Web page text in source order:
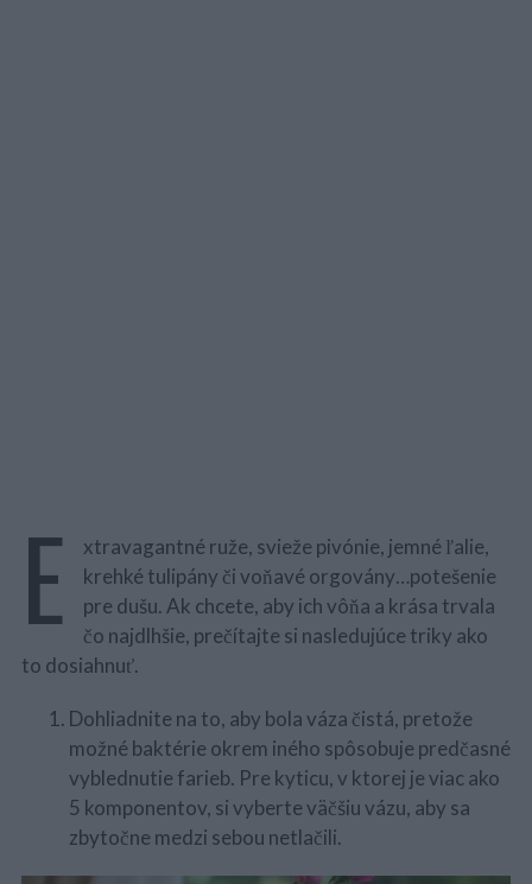
E
xtravagantné ruže, svieže pivónie, jemné ľalie,
krehké tulipány či voňavé orgovány…potešenie
pre dušu. Ak chcete, aby ich vôňa a krása trvala
čo najdlhšie, prečítajte si nasledujúce triky ako
to dosiahnuť.
Dohliadnite na to, aby bola váza čistá, pretože
možné baktérie okrem iného spôsobuje predčasné
vyblednutie farieb. Pre kyticu, v ktorej je viac ako
5 komponentov, si vyberte väčšiu vázu, aby sa
zbytočne medzi sebou netlačili.